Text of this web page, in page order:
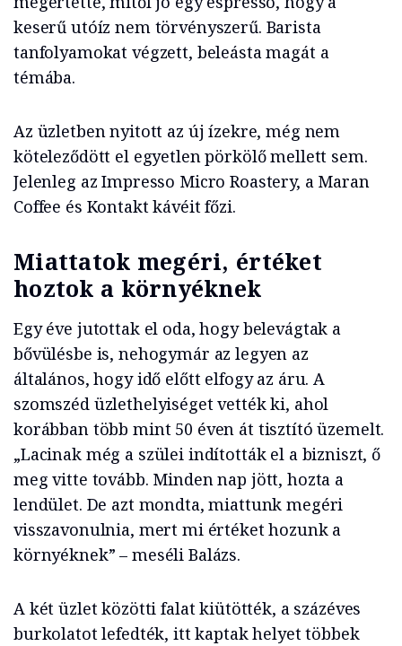
keserű utóíz nem törvényszerű. Barista
tanfolyamokat végzett, beleásta magát a
témába.
Az üzletben nyitott az új ízekre, még nem
köteleződött el egyetlen pörkölő mellett sem.
Jelenleg az Impresso Micro Roastery, a Maran
Coffee és Kontakt kávéit főzi.
Miattatok megéri, értéket
hoztok a környéknek
Egy éve jutottak el oda, hogy belevágtak a
bővülésbe is, nehogymár az legyen az
általános, hogy idő előtt elfogy az áru. A
szomszéd üzlethelyiséget vették ki, ahol
korábban több mint 50 éven át tisztító üzemelt.
„Lacinak még a szülei indították el a bizniszt, ő
meg vitte tovább. Minden nap jött, hozta a
lendület. De azt mondta, miattunk megéri
visszavonulnia, mert mi értéket hozunk a
környéknek” – meséli Balázs.
A két üzlet közötti falat kiütötték, a százéves
burkolatot lefedték, itt kaptak helyet többek